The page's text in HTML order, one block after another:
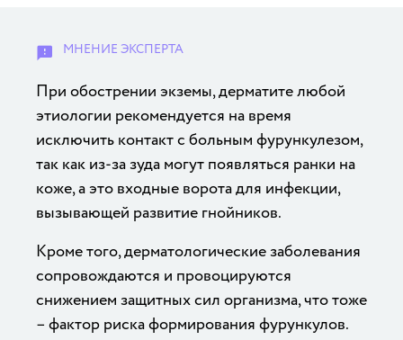
При обострении экземы, дерматите любой
этиологии рекомендуется на время
исключить контакт с больным фурункулезом,
так как из-за зуда могут появляться ранки на
коже, а это входные ворота для инфекции,
вызывающей развитие гнойников.
Кроме того, дерматологические заболевания
сопровождаются и провоцируются
снижением защитных сил организма, что тоже
– фактор риска формирования фурункулов.